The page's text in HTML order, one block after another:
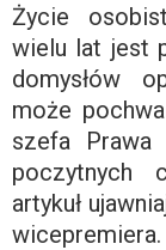
Życie
wielu lat jest
domysłów
może
szefa
poczytnych
artykuł
wicepremiera.